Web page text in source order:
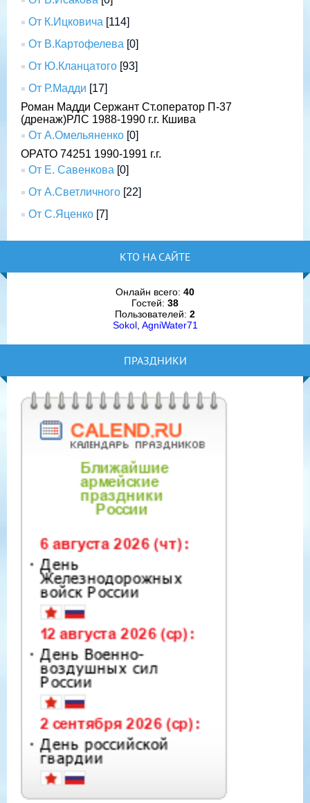
От К.Ицковича [114]
От В.Картофелева [0]
От Ю.Кланцатого [93]
От Р.Мадди [17]
Роман Мадди Сержант Ст.оператор П-37
(дренаж)РЛС 1988-1990 г.г. Кшива
От А.Омельяненко [0]
ОРАТО 74251 1990-1991 г.г.
От Е. Савенкова [0]
От А.Светличного [22]
От С.Яценко [7]
КТО НА САЙТЕ
Онлайн всего: 40
Гостей: 38
Пользователей: 2
Sokol, AgniWater71
ПРАЗДНИКИ